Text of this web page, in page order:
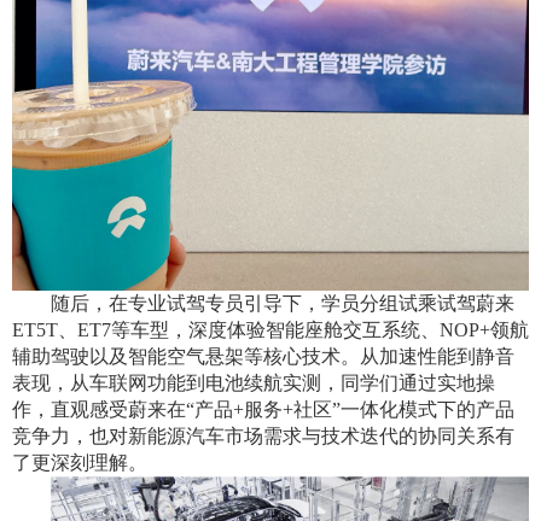
随后，在专业试驾专员引导下，学员分组试乘试驾蔚来
ET5T
ET7等车型，深度体验智能座舱交互系统、 NOP+领航
辅助驾驶以及智能空气悬架等核心技术。从加速性能到静音
表现，从车联网功能到电池续航实测，同学们通过实地操
作，直观感受蔚来在“产品+服务+社区”一体化模式下的产品
竞争力，也对新能源汽车市场需求与技术迭代的协同关系有
了更深刻理解。